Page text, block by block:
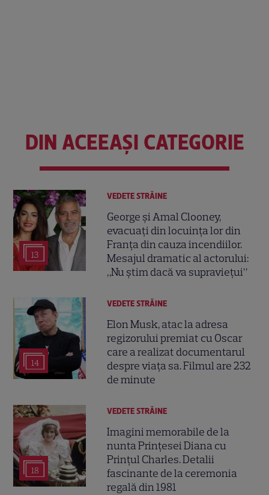
DIN ACEEAȘI CATEGORIE
13
VEDETE STRĂINE
George și Amal Clooney,
evacuați din locuința lor din
Franța din cauza incendiilor.
Mesajul dramatic al actorului:
„Nu știm dacă va supraviețui”
14
VEDETE STRĂINE
Elon Musk, atac la adresa
regizorului premiat cu Oscar
care a realizat documentarul
despre viața sa. Filmul are 232
de minute
18
VEDETE STRĂINE
Imagini memorabile de la
nunta Prințesei Diana cu
Prințul Charles. Detalii
fascinante de la ceremonia
regală din 1981